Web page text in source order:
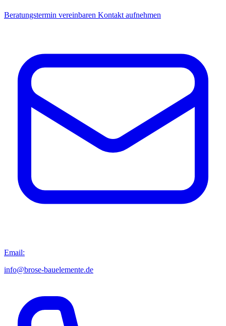
Beratungstermin vereinbaren Kontakt aufnehmen
Email:
info@brose-bauelemente.de